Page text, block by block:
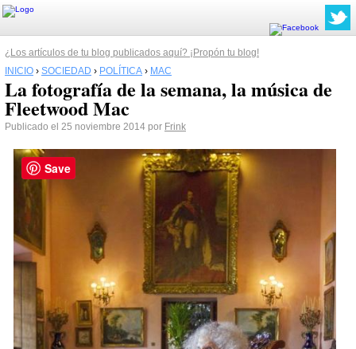
¿Los artículos de tu blog publicados aquí? ¡Propón tu blog!
INICIO › SOCIEDAD › POLÍTICA › MAC
La fotografía de la semana, la música de
Fleetwood Mac
Publicado el 25 noviembre 2014 por Frink
Save